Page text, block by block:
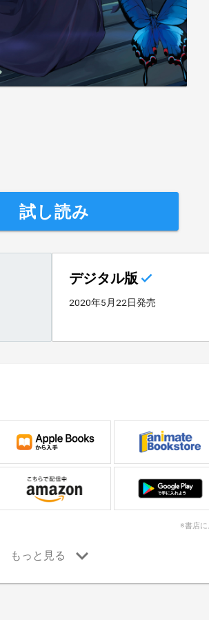
試し読み
デジタル版
2020年5月22日発売
※書店に